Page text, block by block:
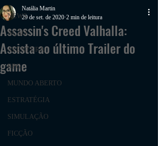
NEWS
AÇÃO
AVENTURA
RPG
MUNDO ABERTO
ESTRATÉGIA
SIMULAÇÃO
FICÇÃO
Assassin's Creed Valhalla:
Assista ao último Trailer do
game
Natália Martin
29 de set. de 2020 2 min de leitura